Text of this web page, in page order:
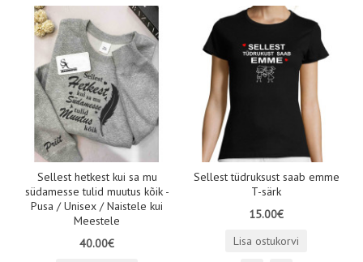
Sellest hetkest kui sa mu
südamesse tulid muutus kõik -
Pusa / Unisex / Naistele kui
Meestele
40.00€
Sellest tüdruksust saab emme
T-särk
15.00€
Lisa ostukorvi